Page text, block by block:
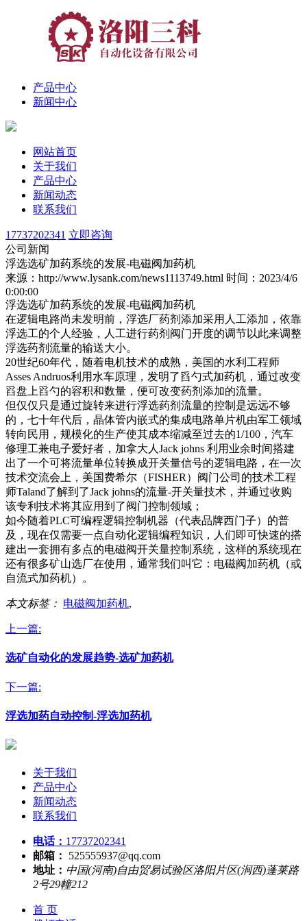
产品中心
新闻中心
网站首页
关于我们
产品中心
新闻动态
联系我们
17737202341 立即咨询
公司新闻
浮选选矿加药系统的发展-电磁阀加药机
来源：http://www.lysank.com/news1113749.html 时间：2023/4/6
0:00:00
浮选选矿加药系统的发展-电磁阀加药机
在逻辑电路尚未发明前，浮选厂药剂添加采用人工添加，依靠
浮选工的个人经验，人工进行药剂阀门开度的调节以此来调整
浮选药剂流量的输送大小。
20世纪60年代，随着电机技术的成熟，美国的水利工程师
Asses Andruos利用水车原理，发明了舀勺式加药机，通过改变
舀盘上舀勺的容积和数量，便可改变药剂添加的流量。
但仅仅只是通过旋转来进行浮选药剂流量的控制是远远不够
的，七十年代后，晶体管内嵌式的集成电路单片机由军工领域
转向民用，规模化的生产使其成本缩减至过去的1/100，汽车
修理工兼电子爱好者，加拿大人Jack johns 利用业余时间搭建
出了一个可将流量单位转换成开关量信号的逻辑电路，在一次
技术交流会上，美国费希尔（FISHER）阀门公司的技术工程
师Taland了解到了Jack johns的流量-开关量技术，并通过收购
该专利技术将其应用到了阀门控制领域；
如今随着PLC可编程逻辑控制机器（代表品牌西门子）的普
及，现在仅需要一点自动化逻辑编程知识，人们即可快速的搭
建出一套拥有多点的电磁阀开关量控制系统，这样的系统现在
还有很多矿山选厂在使用，通常我们叫它：电磁阀加药机（或
自流式加药机）。
本文标签： 电磁阀加药机,
上一篇:
选矿自动化的发展趋势-选矿加药机
下一篇:
浮选加药自动控制-浮选加药机
关于我们
产品中心
新闻动态
联系我们
电话： 17737202341
邮箱：
525555937@qq.com
地址： 中国(河南)自由贸易试验区洛阳片区(涧西)蓬莱路
2号29幢212
首 页